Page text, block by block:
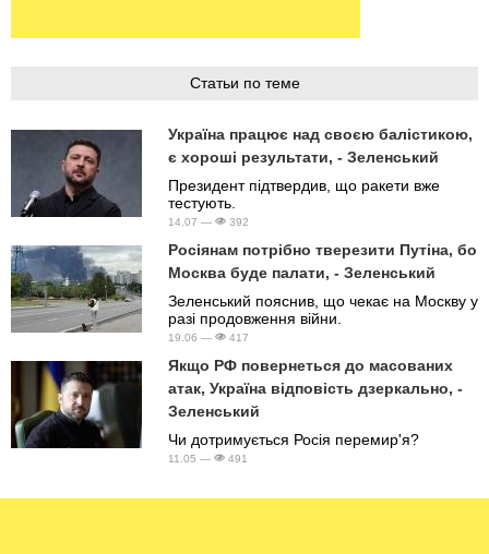
Статьи по теме
Україна працює над своєю балістикою,
є хороші результати, - Зеленський
Президент підтвердив, що ракети вже
тестують.
14.07 — 392
Росіянам потрібно тверезити Путіна, бо
Москва буде палати, - Зеленський
Зеленський пояснив, що чекає на Москву у
разі продовження війни.
19.06 — 417
Якщо РФ повернеться до масованих
атак, Україна відповість дзеркально, -
Зеленський
Чи дотримується Росія перемир'я?
11.05 — 491